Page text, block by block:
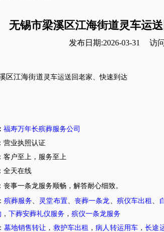
无锡市梁溪区江海街道灵车运
发布日期:2026-03-31 访
区江海街道 灵车运送 回老家 、快速到达
福寿万年长殡葬服务公司
：营业执照认证
：客户至上，服务至上
：全天在线
丧事一条龙服务顺畅，解答耐心细致。
： 殡葬服务 灵堂布置、 丧葬一条龙 殡仪车出租
， 下葬安葬礼仪服务 ， 殡仪一条龙服务
墓地销售转让 ， 救护车出租 ，病人转运用车 ，长途